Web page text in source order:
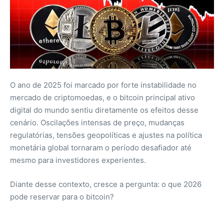
O ano de 2025 foi marcado por forte instabilidade no
mercado de criptomoedas, e o bitcoin principal ativo
digital do mundo sentiu diretamente os efeitos desse
cenário. Oscilações intensas de preço, mudanças
regulatórias, tensões geopolíticas e ajustes na política
monetária global tornaram o período desafiador até
mesmo para investidores experientes.
Diante desse contexto, cresce a pergunta: o que 2026
pode reservar para o bitcoin?